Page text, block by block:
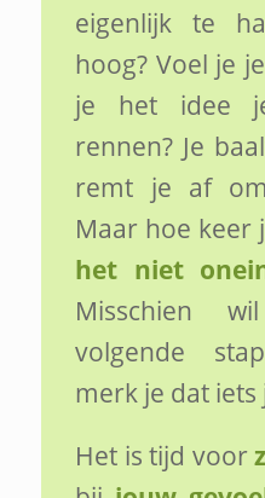
eigenlijk te
hoog? Voel je je
je het idee
rennen? Je
remt je af
Maar hoe keer
het niet
Misschien
volgende
merk je dat
Het is tijd voor